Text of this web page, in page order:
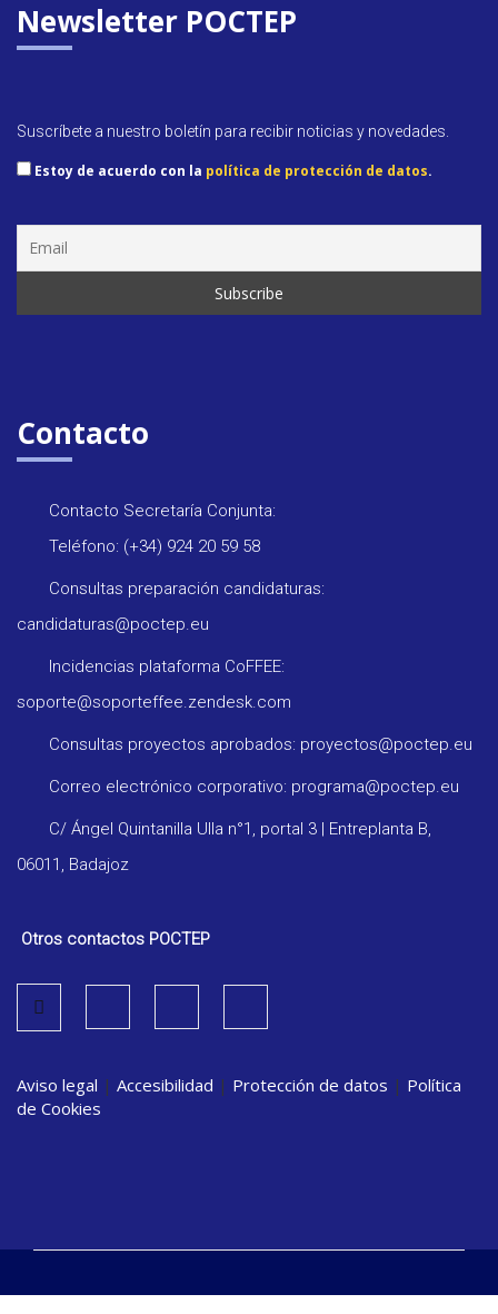
Newsletter POCTEP
Suscríbete a nuestro boletín para recibir noticias y novedades.
Estoy de acuerdo con la política de protección de datos.
Contacto
Contacto Secretaría Conjunta:
Teléfono: (+34) 924 20 59 58
Consultas preparación candidaturas:
candidaturas@poctep.eu
Incidencias plataforma CoFFEE:
soporte@soporteffee.zendesk.com
Consultas proyectos aprobados: proyectos@poctep.eu
Correo electrónico corporativo: programa@poctep.eu
C/ Ángel Quintanilla Ulla n°1, portal 3 | Entreplanta B,
06011, Badajoz
Otros contactos POCTEP
Aviso legal | Accesibilidad | Protección de datos | Política
de Cookies